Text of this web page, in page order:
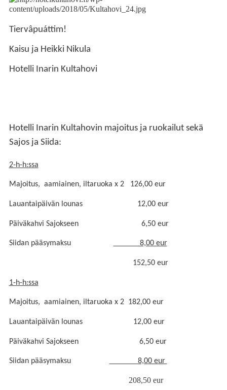
Tiervâpuáttim!
Kaisu ja Heikki Nikula
Hotelli Inarin Kultahovi
Hotelli Inarin Kultahovin majoitus ja ruokailut sekä
Sajos ja Siida:
2-h-h:ssa
Majoitus, aamiainen, iltaruoka x 2 126,00 eur
Lauantaipäivän lounas 12,00 eur
Päiväkahvi Sajokseen 6,50 eur
Siidan pääsymaksu 8,00 eur
152,50 eur
1-h-h:ssa
Majoitus, aamiainen, iltaruoka x 2 182,00 eur
Lauantaipäivän lounas 12,00 eur
Päiväkahvi Sajokseen 6,50 eur
Siidan pääsymaksu 8,00 eur
208,50 eur